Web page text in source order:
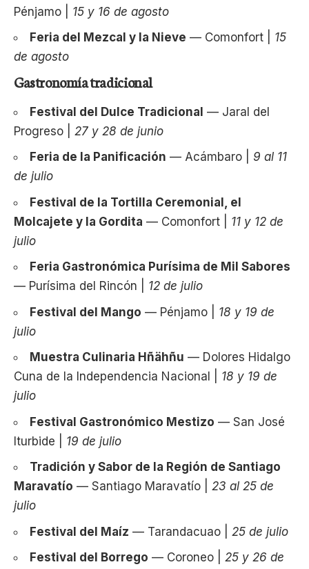
Pénjamo | 15 y 16 de agosto
Feria del Mezcal y la Nieve — Comonfort | 15
de agosto
Gastronomía tradicional
Festival del Dulce Tradicional — Jaral del
Progreso | 27 y 28 de junio
Feria de la Panificación — Acámbaro | 9 al 11
de julio
Festival de la Tortilla Ceremonial, el
Molcajete y la Gordita — Comonfort | 11 y 12 de
julio
Feria Gastronómica Purísima de Mil Sabores
— Purísima del Rincón | 12 de julio
Festival del Mango — Pénjamo | 18 y 19 de
julio
Muestra Culinaria Hñähñu — Dolores Hidalgo
Cuna de la Independencia Nacional | 18 y 19 de
julio
Festival Gastronómico Mestizo — San José
Iturbide | 19 de julio
Tradición y Sabor de la Región de Santiago
Maravatío — Santiago Maravatío | 23 al 25 de
julio
Festival del Maíz — Tarandacuao | 25 de julio
Festival del Borrego — Coroneo | 25 y 26 de